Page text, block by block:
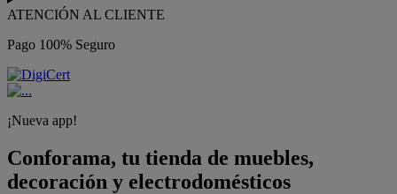
ATENCIÓN AL CLIENTE
Pago 100% Seguro
¡Nueva app!
Conforama, tu tienda de muebles,
decoración y electrodomésticos